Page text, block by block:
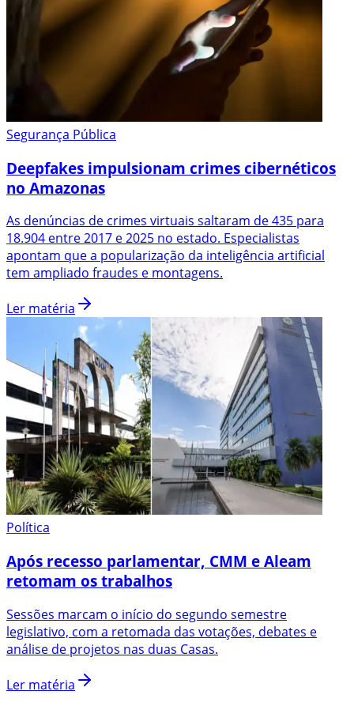
Segurança Pública
Deepfakes impulsionam crimes cibernéticos
no Amazonas
As denúncias de crimes virtuais saltaram de 435 para
18.904 entre 2017 e 2025 no estado. Especialistas
apontam que a popularização da inteligência artificial
tem ampliado fraudes e montagens.
Ler matéria
Política
Após recesso parlamentar, CMM e Aleam
retomam os trabalhos
Sessões marcam o início do segundo semestre
legislativo, com a retomada das votações, debates e
análise de projetos nas duas Casas.
Ler matéria